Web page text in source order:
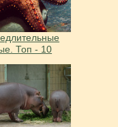
Топ - 10